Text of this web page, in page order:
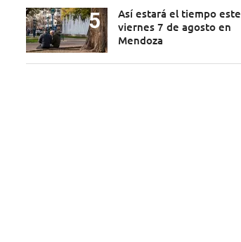
Así estará el tiempo este
viernes 7 de agosto en
Mendoza